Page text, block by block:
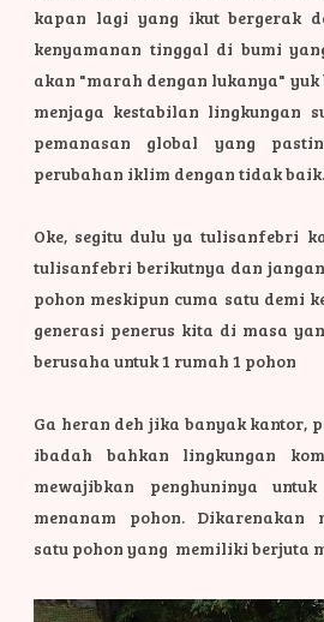
kapan lagi yang ikut bergerak
kenyamanan tinggal di bumi
akan "marah dengan lukanya"
menjaga kestabilan lingkungan
pemanasan global yang
perubahan iklim dengan tidak baik.
Oke, segitu dulu ya tulisanfebri
tulisanfebri berikutnya dan
pohon meskipun cuma satu demi
generasi penerus kita di masa
berusaha untuk 1 rumah 1 pohon
Ga heran deh jika banyak kantor,
ibadah bahkan lingkungan
mewajibkan penghuninya
menanam pohon. Dikarenakan
satu pohon yang memiliki berjuta